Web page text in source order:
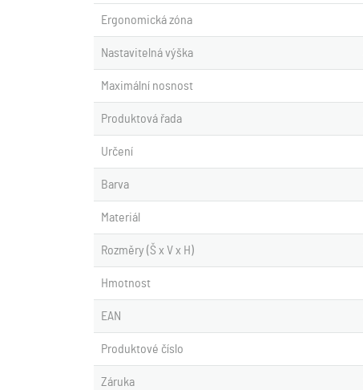
Ergonomická zóna
Nastavitelná výška
Maximální nosnost
Produktová řada
Určení
Barva
Materiál
Rozměry (Š x V x H)
Hmotnost
EAN
Produktové číslo
Záruka